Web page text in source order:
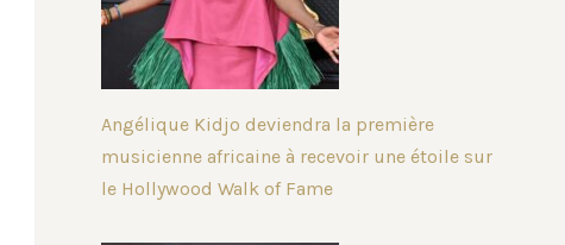
Angélique Kidjo deviendra la première
musicienne africaine à recevoir une étoile sur
le Hollywood Walk of Fame